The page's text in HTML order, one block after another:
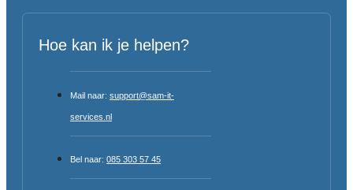
Hoe kan ik je helpen?
Mail naar: support@sam-it-
services.nl
Bel naar: 085 303 57 45